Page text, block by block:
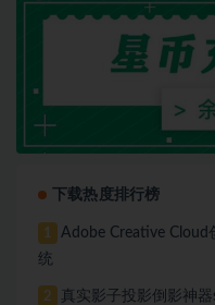
下载热度排行榜
1
Adobe Creative
统
2 真实影子投影倒影神